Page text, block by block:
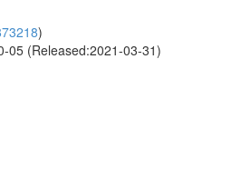
)
05 (Released:2021-03-31)